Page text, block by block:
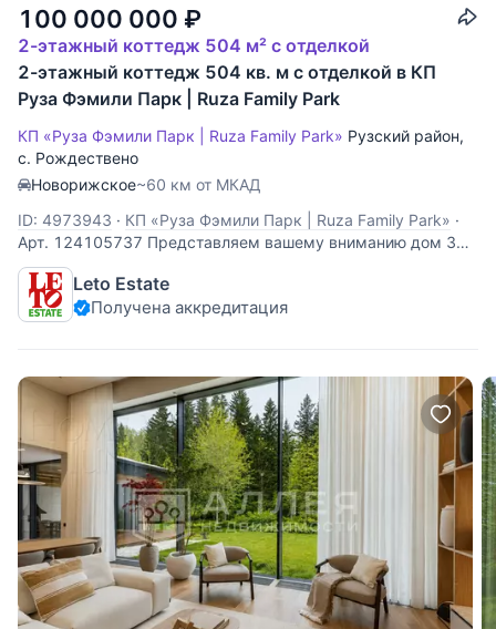
100 000 000 ₽
2-этажный коттедж 504 м² с отделкой
2-этажный коттедж 504 кв. м с отделкой в КП
Руза Фэмили Парк | Ruza Family Park
КП «Руза Фэмили Парк | Ruza Family Park» Рузский район,
с. Рождествено
Новорижское~60 км от МКАД
ID: 4973943 · КП «Руза Фэмили Парк | Ruza Family Park» ·
Арт. 124105737 Представляем вашему вниманию дом 340
кв.м. из бруса на лесном участке у озера в охраняемом
коттеджном поселке Руза Фэмили Парк, расположенном в
68 км от МКАД по Новорижскому шоссе. Дом из бруса
Leto Estate
Получена аккредитация